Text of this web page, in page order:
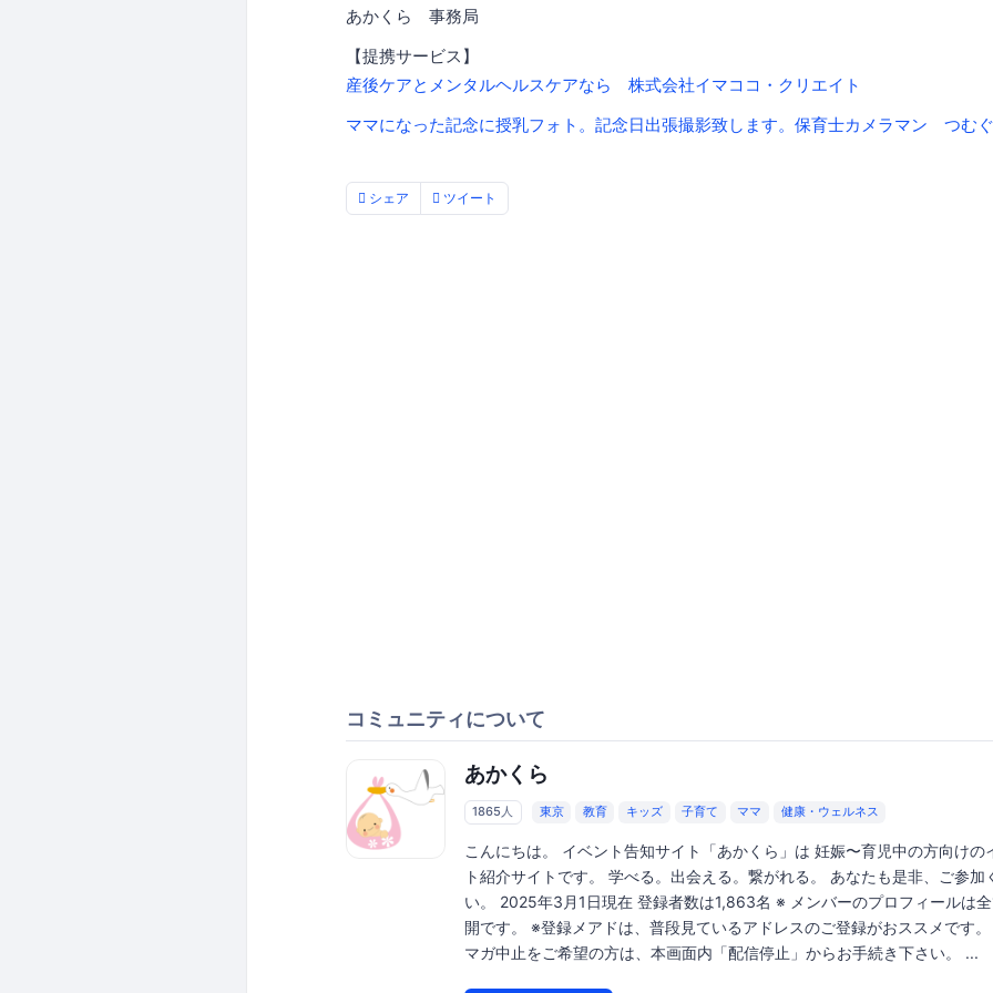
あかくら 事務局
【提携サービス】
産後ケアとメンタルヘルスケアなら 株式会社イマココ・クリエイト
ママになった記念に授乳フォト。記念日出張撮影致します。保育士カメラマン つむ
シェア ツイート
コミュニティについて
あかくら
1865人 東京 教育 キッズ 子育て ママ 健康・ウェルネス
こんにちは。 イベント告知サイト「あかくら」は 妊娠〜育児中の方向けの
ト紹介サイトです。 学べる。出会える。繋がれる。 あなたも是非、ご参加
い。 2025年3月1日現在 登録者数は1,863名 ※ メンバーのプロフィールは
開です。 ※登録メアドは、普段見ているアドレスのご登録がおススメです
マガ中止をご希望の方は、本画面内「配信停止」からお手続き下さい。 ...